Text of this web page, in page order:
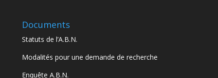
Documents
Statuts de l’A.B.N.
Modalités pour une demande de recherche
Enquête A.B.N.